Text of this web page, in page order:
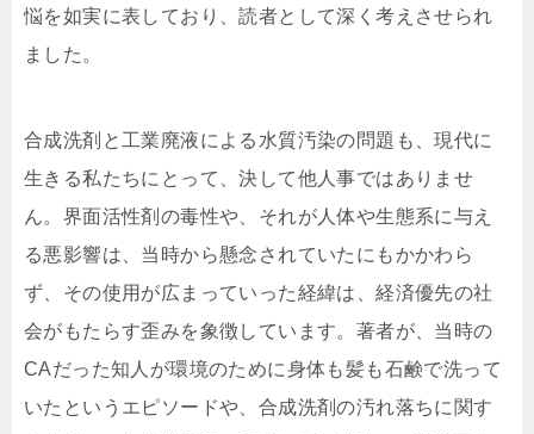
悩を如実に表しており、読者として深く考えさせられ
ました。
合成洗剤と工業廃液による水質汚染の問題も、現代に
生きる私たちにとって、決して他人事ではありませ
ん。界面活性剤の毒性や、それが人体や生態系に与え
る悪影響は、当時から懸念されていたにもかかわら
ず、その使用が広まっていった経緯は、経済優先の社
会がもたらす歪みを象徴しています。著者が、当時の
CAだった知人が環境のために身体も髪も石鹸で洗って
いたというエピソードや、合成洗剤の汚れ落ちに関す